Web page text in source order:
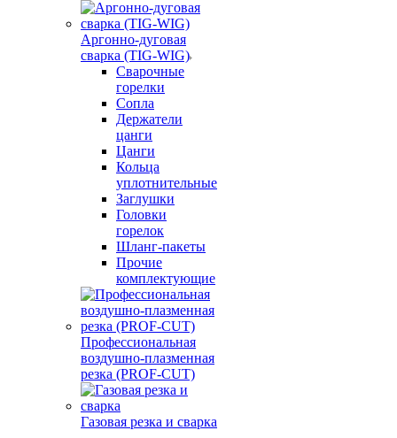
Аргонно-дуговая
сварка (TIG-WIG)
Сварочные
горелки
Сопла
Держатели
цанги
Цанги
Кольца
уплотнительные
Заглушки
Головки
горелок
Шланг-пакеты
Прочие
комплектующие
Профессиональная
воздушно-плазменная
резка (PROF-CUT)
Газовая резка и сварка